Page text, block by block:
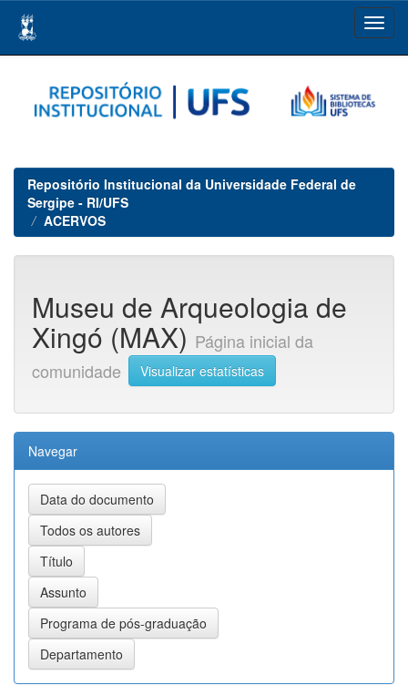
navigation
Repositório Institucional da Universidade Federal de
Sergipe - RI/UFS
ACERVOS
Museu de Arqueologia de
Xingó (MAX) Página inicial da
comunidade
Visualizar estatísticas
Navegar